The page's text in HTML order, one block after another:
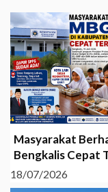
Masyarakat
Bengkalis Cepat
18/07/2026